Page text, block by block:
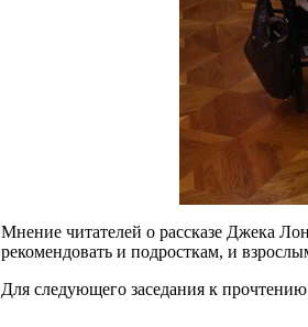
Мнение читателей о рассказе Джека
рекомендовать и подросткам, и
Для следующего заседания к